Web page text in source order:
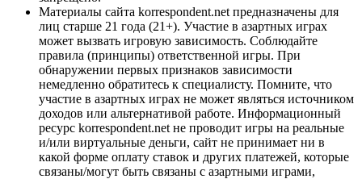
Материалы сайта korrespondent.net предназначены для
лиц старше 21 года (21+). Участие в азартных играх
может вызвать игровую зависимость. Соблюдайте
правила (принципы) ответственной игры. При
обнаружении первых признаков зависимости
немедленно обратитесь к специалисту. Помните, что
участие в азартных играх не может являться источником
доходов или альтернативой работе. Информационный
ресурс korrespondent.net не проводит игры на реальные
и/или виртуальные деньги, сайт не принимает ни в
какой форме оплату ставок и других платежей, которые
связаны/могут быть связаны с азартными играми,